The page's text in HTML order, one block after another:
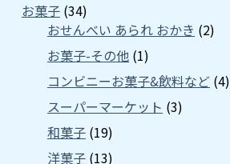
お菓子 (34)
おせんべい あられ おかき (2)
お菓子-その他 (1)
コンビニーお菓子&飲料など (4)
スーパーマーケット (3)
和菓子 (19)
洋菓子 (13)